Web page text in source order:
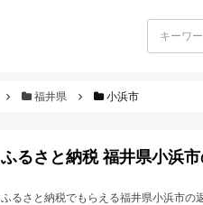
福井県 小浜市
ふるさと納税 福井県小浜
ふるさと納税でもらえる福井県小浜市の